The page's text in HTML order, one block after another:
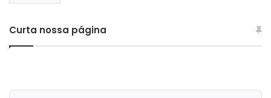
Curta nossa página